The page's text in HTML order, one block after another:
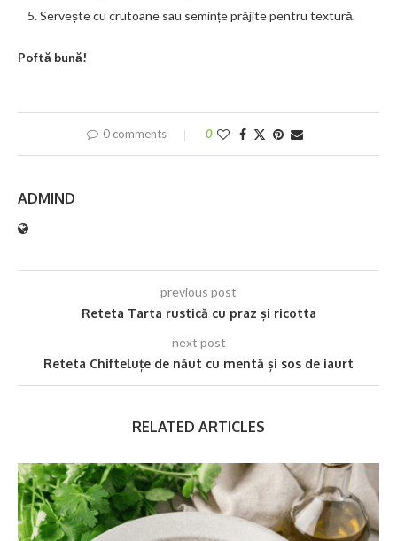
Servește cu crutoane sau semințe prăjite pentru textură.
Poftă bună!
0 comments 0
ADMIND
previous post
Reteta Tarta rustică cu praz și ricotta
next post
Reteta Chifteluțe de năut cu mentă și sos de iaurt
RELATED ARTICLES